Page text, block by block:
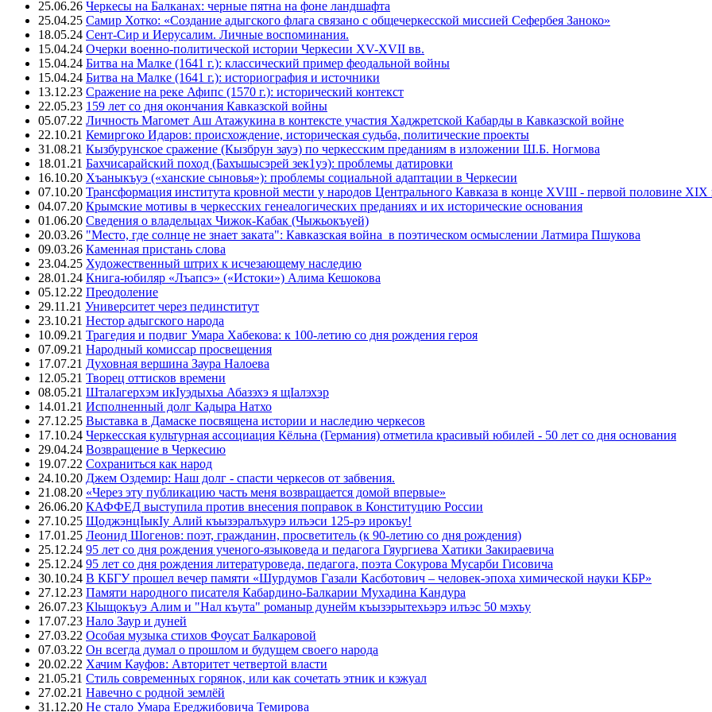
25.06.26 Черкесы на Балканах: черные пятна на фоне ландшафта
25.04.25 Самир Хотко: «Создание адыгского флага связано с общечеркесской миссией Сефербея Заноко»
18.05.24 Сент-Сир и Иерусалим. Личные воспоминания.
15.04.24 Очерки военно-политической истории Черкесии XV-XVII вв.
15.04.24 Битва на Малке (1641 г.): классический пример феодальной войны
15.04.24 Битва на Малке (1641 г.): историография и источники
13.12.23 Сражение на реке Афипс (1570 г.): исторический контекст
22.05.23 159 лет со дня окончания Кавказской войны
05.07.22 Личность Магомет Аш Атажукина в контексте участия Хаджретской Кабарды в Кавказской войне
22.10.21 Кемиргоко Идаров: происхождение, историческая судьба, политические проекты
31.08.21 Кызбурунское сражение (Кызбрун зауэ) по черкесским преданиям в изложении Ш.Б. Ногмова
18.01.21 Бахчисарайский поход (Бахъшысэрей зек1уэ): проблемы датировки
16.10.20 Хъаныкъуэ («ханские сыновья»): проблемы социальной адаптации в Черкесии
07.10.20 Трансформация института кровной мести у народов Центрального Кавказа в конце XVIII - первой половине
04.07.20 Крымские мотивы в черкесских генеалогических преданиях и их исторические основания
01.06.20 Сведения о владельцах Чижок-Кабак (Чыжьокъуей)
20.03.26 "Место, где солнце не знает заката": Кавказская война в поэтическом осмыслении Латмира Пшукова
09.03.26 Каменная пристань слова
23.04.25 Художественный штрих к исчезающему наследию
28.01.24 Книга-юбиляр «Лъапсэ» («Истоки») Алима Кешокова
05.12.22 Преодоление
29.11.21 Университет через пединститут
23.10.21 Нестор адыгского народа
10.09.21 Трагедия и подвиг Умара Хабекова: к 100-летию со дня рождения героя
07.09.21 Народный комиссар просвещения
17.07.21 Духовная вершина Заура Налоева
12.05.21 Творец оттисков времени
08.05.21 Шталагерхэм икIуэдыхьа Абазэхэ я щIалэхэр
14.01.21 Исполненный долг Кадыра Натхо
27.12.25 Выставка в Дамаске посвящена истории и наследию черкесов
17.10.24 Черкесская культурная ассоциация Кёльна (Германия) отметила красивый юбилей - 50 лет со дня основания
29.04.24 Возвращение в Черкесию
19.07.22 Сохраниться как народ
24.10.20 Джем Оздемир: Наш долг - спасти черкесов от забвения.
21.08.20 «Через эту публикацию часть меня возвращается домой впервые»
26.06.20 КАФФЕД выступила против внесения поправок в Конституцию России
27.10.25 ЩоджэнцIыкIу Алий къызэралъхурэ илъэси 125-рэ ирокъу!
17.01.25 Леонид Шогенов: поэт, гражданин, просветитель (к 90-летию со дня рождения)
25.12.24 95 лет со дня рождения ученого-языковеда и педагога Гяургиева Хатики Закираевича
25.12.24 95 лет со дня рождения литературоведа, педагога, поэта Сокурова Мусарби Гисовича
30.10.24 В КБГУ прошел вечер памяти «Шурдумов Газали Касботович – человек-эпоха химической науки КБР»
27.12.23 Памяти народного писателя Кабардино-Балкарии Мухадина Кандура
26.07.23 Кlыщокъуэ Алим и "Нал къута" романыр дунейм къызэрытехьэрэ илъэс 50 мэхъу
17.07.23 Нало Заур и дуней
27.03.22 Особая музыка стихов Фоусат Балкаровой
07.03.22 Он всегда думал о прошлом и будущем своего народа
20.02.22 Хачим Кауфов: Авторитет четвертой власти
21.05.21 Стиль современных горянок, или как сочетать этник и кэжуал
27.02.21 Навечно с родной землёй
31.12.20 Не стало Умара Ереджибовича Темирова